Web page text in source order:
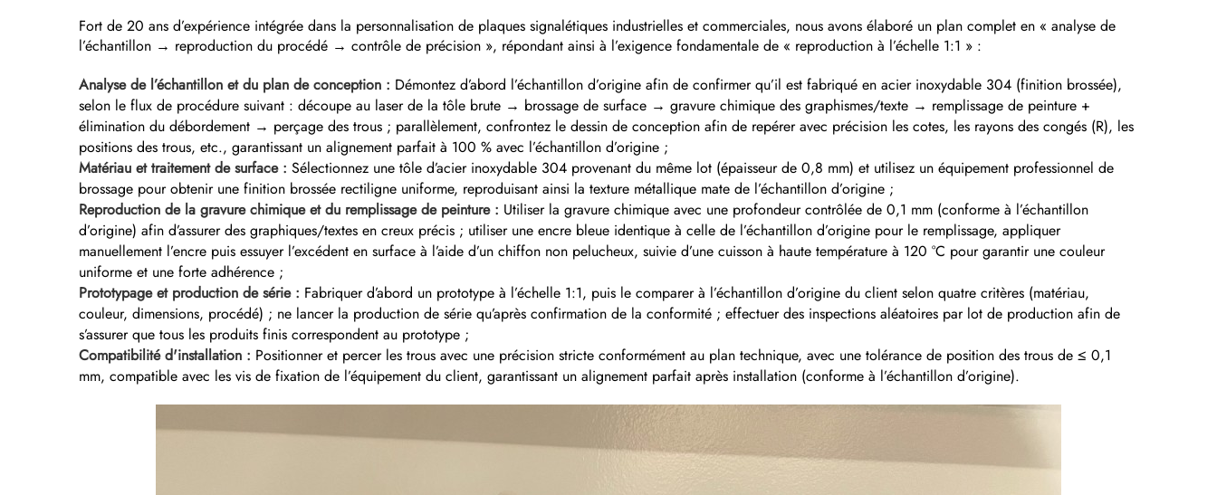
Fort de 20 ans d’expérience intégrée dans la personnalisation de plaques signalétiques industrielles et commerciales, nous avons élaboré un plan complet en « analyse de
l’échantillon → reproduction du procédé → contrôle de précision », répondant ainsi à l’exigence fondamentale de « reproduction à l’échelle 1:1 » :
Analyse de l’échantillon et du plan de conception : Démontez d’abord l’échantillon d’origine afin de confirmer qu’il est fabriqué en acier inoxydable 304 (finition brossée),
selon le flux de procédure suivant : découpe au laser de la tôle brute → brossage de surface → gravure chimique des graphismes/texte → remplissage de peinture +
élimination du débordement → perçage des trous ; parallèlement, confrontez le dessin de conception afin de repérer avec précision les cotes, les rayons des congés (R), les
positions des trous, etc., garantissant un alignement parfait à 100 % avec l’échantillon d’origine ;
Matériau et traitement de surface : Sélectionnez une tôle d’acier inoxydable 304 provenant du même lot (épaisseur de 0,8 mm) et utilisez un équipement professionnel de
brossage pour obtenir une finition brossée rectiligne uniforme, reproduisant ainsi la texture métallique mate de l’échantillon d’origine ;
Reproduction de la gravure chimique et du remplissage de peinture : Utiliser la gravure chimique avec une profondeur contrôlée de 0,1 mm (conforme à l’échantillon
d’origine) afin d’assurer des graphiques/textes en creux précis ; utiliser une encre bleue identique à celle de l’échantillon d’origine pour le remplissage, appliquer
manuellement l’encre puis essuyer l’excédent en surface à l’aide d’un chiffon non pelucheux, suivie d’une cuisson à haute température à 120 °C pour garantir une couleur
uniforme et une forte adhérence ;
Prototypage et production de série : Fabriquer d’abord un prototype à l’échelle 1:1, puis le comparer à l’échantillon d’origine du client selon quatre critères (matériau,
couleur, dimensions, procédé) ; ne lancer la production de série qu’après confirmation de la conformité ; effectuer des inspections aléatoires par lot de production afin de
s’assurer que tous les produits finis correspondent au prototype ;
Compatibilité d'installation : Positionner et percer les trous avec une précision stricte conformément au plan technique, avec une tolérance de position des trous de ≤ 0,1
mm, compatible avec les vis de fixation de l’équipement du client, garantissant un alignement parfait après installation (conforme à l’échantillon d’origine).